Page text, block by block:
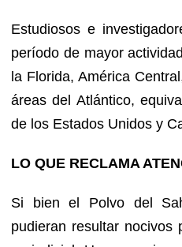
Estudiosos e
período de mayor
la Florida, América
áreas del Atlántico,
de los Estados Unidos y
LO QUE RECLAMA
Si bien el Polvo del
pudieran resultar